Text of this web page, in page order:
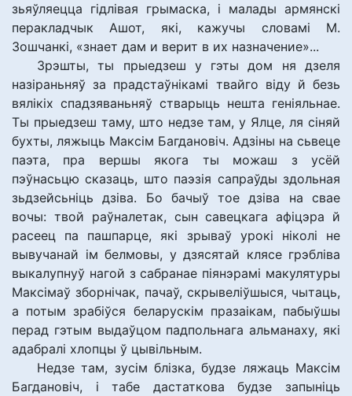
зьяўляецца гідлівая грымаска, і малады армянскі
перакладчык Ашот, які, кажучы словамі М.
Зошчанкі, «знает дам и верит в их назначение»...
Зрэшты, ты прыедзеш у гэты дом ня дзеля
назіраньняў за прадстаўнікамі твайго віду й безь
вялікіх спадзяваньняў стварыць нешта геніяльнае.
Ты прыедзеш таму, што недзе там, у Ялце, ля сіняй
бухты, ляжыць Максім Багдановіч. Адзіны на сьвеце
паэта, пра вершы якога ты можаш з усёй
пэўнасьцю сказаць, што паэзія сапраўды здольная
зьдзейсьніць дзіва. Бо бачыў тое дзіва на свае
вочы: твой раўналетак, сын савецкага афіцэра й
расеец па пашпарце, які зрываў урокі ніколі не
вывучанай ім белмовы, у дзясятай клясе грэбліва
выкалупнуў нагой з сабранае піянэрамі макулятуры
Максімаў зборнічак, пачаў, скрывеліўшыся, чытаць,
а потым зрабіўся беларускім празаікам, пабыўшы
перад гэтым выдаўцом падпольнага альманаху, які
адабралі хлопцы ў цывільным.
Недзе там, зусім блізка, будзе ляжаць Максім
Багдановіч, і табе дастаткова будзе запыніць